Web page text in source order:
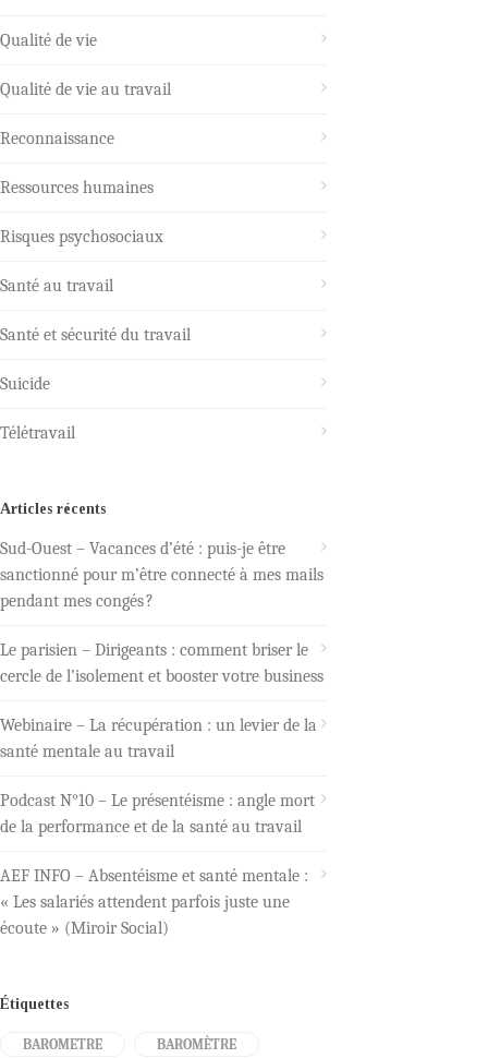
Qualité de vie
Qualité de vie au travail
Reconnaissance
Ressources humaines
Risques psychosociaux
Santé au travail
Santé et sécurité du travail
Suicide
Télétravail
Articles récents
Sud-Ouest – Vacances d’été : puis-je être
sanctionné pour m’être connecté à mes mails
pendant mes congés ?
Le parisien – Dirigeants : comment briser le
cercle de l’isolement et booster votre business
Webinaire – La récupération : un levier de la
santé mentale au travail
Podcast N°10 – Le présentéisme : angle mort
de la performance et de la santé au travail
AEF INFO – Absentéisme et santé mentale :
« Les salariés attendent parfois juste une
écoute » (Miroir Social)
Étiquettes
BAROMETRE BAROMÈTRE